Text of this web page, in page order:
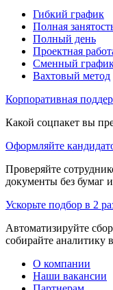
Гибкий график
Полная
Полный день
Проектная
Сменный
Вахтовый метод
Корпоративная
Какой соцпакет вы
Оформляйте
Проверяйте
документы без бумаг
Ускорьте подбор в 2
Автоматизируйте
собирайте аналитику
О компании
Наши вакансии